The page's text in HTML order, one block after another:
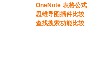
OneNote 表格公式​
​思维导图插件比较​
​查找搜索功能比较​